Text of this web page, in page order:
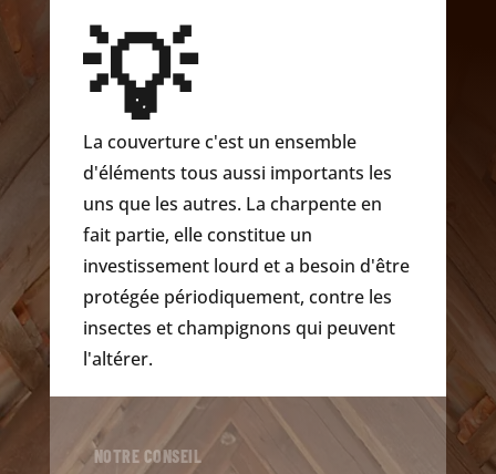
💡
La couverture c'est un ensemble
d'éléments tous aussi importants les
uns que les autres. La charpente en
fait partie, elle constitue un
investissement lourd et a besoin d'être
protégée périodiquement, contre les
insectes et champignons qui peuvent
l'altérer.
NOTRE CONSEIL